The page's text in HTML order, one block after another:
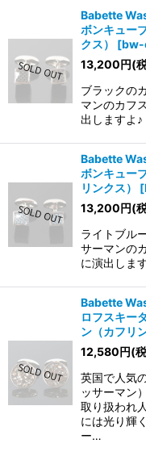
Babette
ボンキュー
クス）
[bw-
13,200円(
ブラックの
マンのカフ
出しますよ♪
Babette
ボンキュー
リンクス）
[
13,200円(
ライトブル
サーマンの
に演出しま
Babette
ロフスキー
ン（カフリ
12,580円(
英国で人気
ッサーマン
取り扱われ
には光り輝
ー…